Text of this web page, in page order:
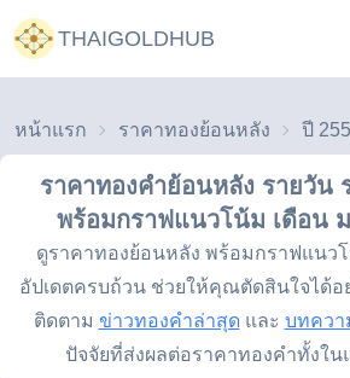
THAIGOLDHUB
หน้าแรก ราคาทองย้อนหลัง ปี
ราคาทองคำย้อนหลัง รายวัน
พร้อมกราฟแนวโน้ม เดือน
ดูราคาทองย้อนหลัง พร้อมกราฟแนว
อัปเดตครบถ้วน ช่วยให้คุณตัดสินใจได้อ
ติดตาม ข่าวทองคำล่าสุด และ บทควา
ปัจจัยที่ส่งผลต่อราคาทองคำทั้งใน